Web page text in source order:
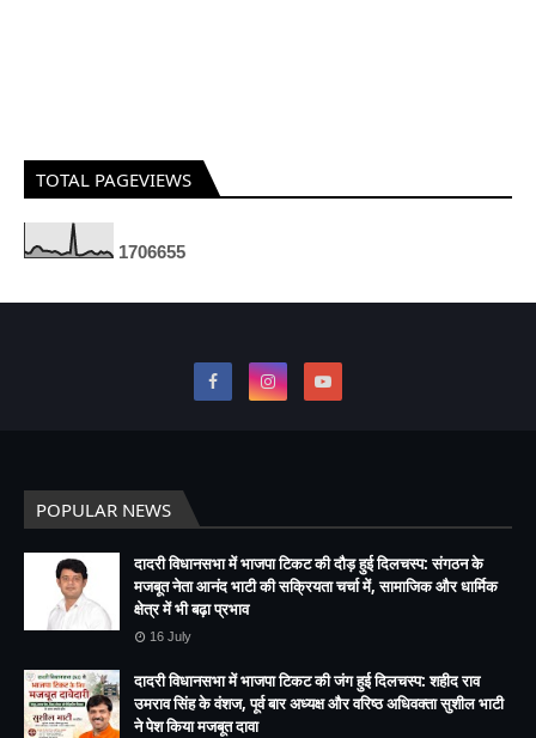
TOTAL PAGEVIEWS
1706655
POPULAR NEWS
दादरी विधानसभा में भाजपा टिकट की दौड़ हुई दिलचस्प: संगठन के
मजबूत नेता आनंद भाटी की सक्रियता चर्चा में, सामाजिक और धार्मिक
क्षेत्र में भी बढ़ा प्रभाव
16 July
दादरी विधानसभा में भाजपा टिकट की जंग हुई दिलचस्प: शहीद राव
उमराव सिंह के वंशज, पूर्व बार अध्यक्ष और वरिष्ठ अधिवक्ता सुशील भाटी
ने पेश किया मजबूत दावा